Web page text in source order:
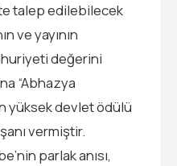
talep edilebilecek
ve yayının
değerini
“Abhazya
yüksek devlet ödülü
vermiştir.
parlak anısı,